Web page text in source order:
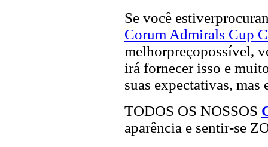
Se você
Corum Admirals Cup
melhorpreçopossível,
irá fornecer isso e
suas expectativas, mas
TODOS OS NOSSOS
aparência e sentir-se